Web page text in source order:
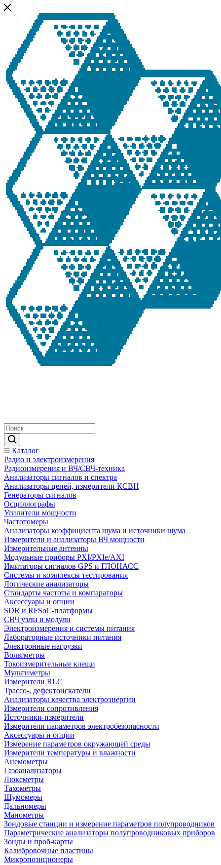
Каталог
Радио и электроизмерения
Радиоизмерения и ВЧ/СВЧ-техника
Анализаторы сигналов и спектра
Анализаторы цепей, измерители КСВН
Генераторы сигналов
Осциллографы
Усилители мощности
Частотомеры
Анализаторы коэффициента шума и источники шума
Измерители и анализаторы ВЧ мощности
Измерительные антенны
Модульные приборы PXI/PXIe/AXI
Имитаторы сигналов GPS и ГЛОНАСС
Системы и комплексы тестирования
Логические анализаторы
Стандарты частоты и компараторы
Аксессуары и опции
SDR и RFSoC‑платформы
СВЧ узлы и модули
Электроизмерения и системы питания
Лабораторные источники питания
Электронные нагрузки
Вольтметры
Токоизмерительные клещи
Мультиметры
Измерители RLC
Трассо-, дефектоискатели
Анализаторы качества электроэнергии
Измерители сопротивления
Источники-измерители
Измерители параметров электробезопасности
Аксессуары и опции
Измерение параметров окружающей среды
Измерители температуры и влажности
Анемометры
Газоанализаторы
Люксметры
Тахометры
Шумомеры
Дальномеры
Манометры
Зондовые станции и измерение параметров полупроводников
Параметрические анализаторы полупроводниковых приборов
Зонды и проб-карты
Калибровочные пластины
Микропозиционеры